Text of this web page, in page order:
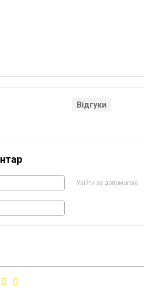
Відгуки
Увійти за допомогою